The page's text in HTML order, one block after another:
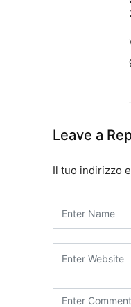
Leave a
Il tuo indirizzo